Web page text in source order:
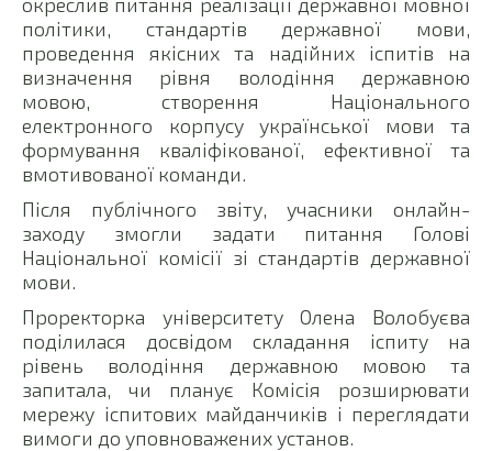
політики, стандартів державної мови,
проведення якісних та надійних іспитів на
визначення рівня володіння державною
мовою, створення Національного
електронного корпусу української мови та
формування кваліфікованої, ефективної та
вмотивованої команди.
Після публічного звіту, учасники онлайн-
заходу змогли задати питання Голові
Національної комісії зі стандартів державної
мови.
Проректорка університету Олена Волобуєва
поділилася досвідом складання іспиту на
рівень володіння державною мовою та
запитала, чи планує Комісія розширювати
мережу іспитових майданчиків і переглядати
вимоги до уповноважених установ.